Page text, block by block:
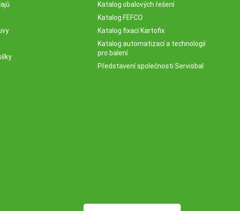
Katalog obalových řešení
Katalog FEFCO
Katalog fixací Kartofix
Katalog automatizací a technologií
pro balení
Představení společnosti Servisbal